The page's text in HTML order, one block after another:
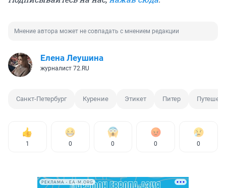
Мнение автора может не совпадать с мнением редакции
Елена Леушина
журналист 72.RU
Санкт-Петербург Курение Этикет Питер
1 0 0 0 0
РЕКЛАМА • EA-M.ORG